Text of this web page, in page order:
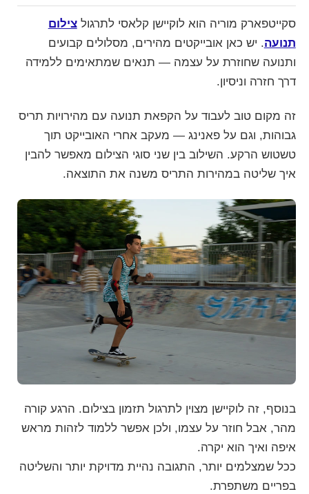
סקייטפארק מוריה הוא לוקיישן קלאסי לתרגולצילום
תנועה. יש כאן אובייקטים מהירים, מסלולים קבועים
ותנועה שחוזרת על עצמה — תנאים שמתאימים ללמידה
דרך חזרה וניסיון.
זה מקום טוב לעבוד על הקפאת תנועה עם מהירויות תריס
גבוהות, וגם על פאנינג — מעקב אחרי האובייקט תוך
טשטוש הרקע. השילוב בין שני סוגי הצילום מאפשר להבין
איך שליטה במהירות התריס משנה את התוצאה.
בנוסף, זה לוקיישן מצוין לתרגול תזמון בצילום. הרגע קורה
מהר, אבל חוזר על עצמו, ולכן אפשר ללמוד לזהות מראש
איפה ואיך הוא יקרה.
ככל שמצלמים יותר, התגובה נהיית מדויקת יותר והשליטה
בפריים משתפרת.